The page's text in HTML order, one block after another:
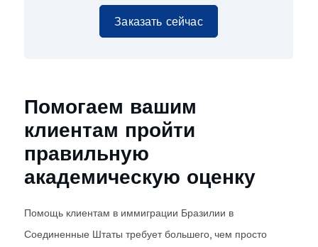
Заказать сейчас
Помогаем вашим
клиентам пройти
правильную
академическую оценку
Помощь клиентам в иммиграции Бразилии в
Соединенные Штаты требует большего, чем просто